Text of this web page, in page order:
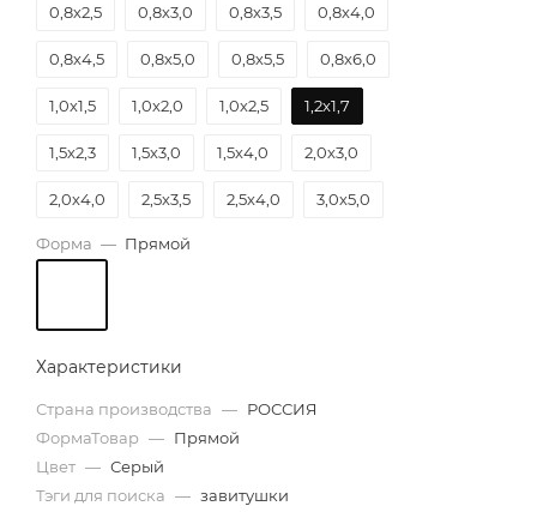
0,8х2,5 0,8х3,0 0,8х3,5 0,8х4,0
0,8х4,5 0,8х5,0 0,8х5,5 0,8х6,0
1,0х1,5 1,0х2,0 1,0х2,5 1,2х1,7
1,5х2,3 1,5х3,0 1,5х4,0 2,0х3,0
2,0х4,0 2,5х3,5 2,5х4,0 3,0х5,0
Форма — Прямой
Характеристики
Страна производства — РОССИЯ
ФормаТовар — Прямой
Цвет — Серый
Тэги для поиска — завитушки